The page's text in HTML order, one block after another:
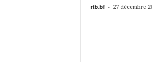
rtb.bf - 27 décembre